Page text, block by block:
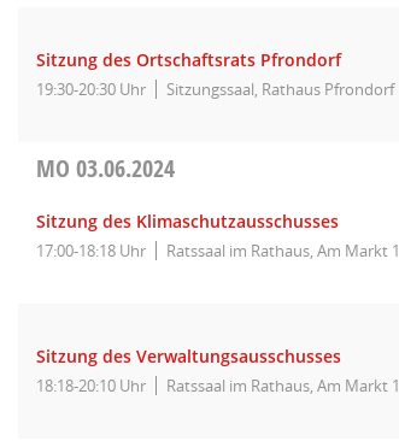
Sitzung des Ortschaftsrats Pfrondorf
19:30-20:30 Uhr Sitzungssaal, Rathaus Pfrondorf
MO03.06.2024
Sitzung des Klimaschutzausschusses
17:00-18:18 Uhr Ratssaal im Rathaus, Am Markt 1
Sitzung des Verwaltungsausschusses
18:18-20:10 Uhr Ratssaal im Rathaus, Am Markt 1